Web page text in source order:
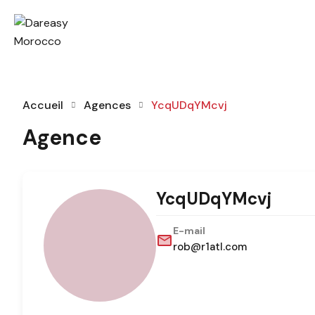
Accueil Agences YcqUDqYMcvj
Agence
YcqUDqYMcvj
E-mail
rob@r1atl.com